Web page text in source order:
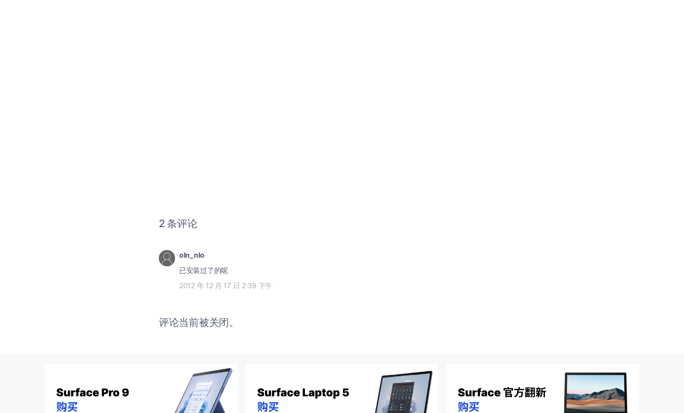
2 条评论
oln_nlo
已安装过了的呢
2012 年 12 月 17 日 2:39 下午
评论当前被关闭。